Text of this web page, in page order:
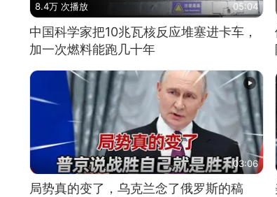
8.4万 次播放 05:04
中国科学家把10兆瓦核反应堆塞进卡车，
加一次燃料能跑几十年
03:06
局势真的变了，乌克兰念了俄罗斯的稿